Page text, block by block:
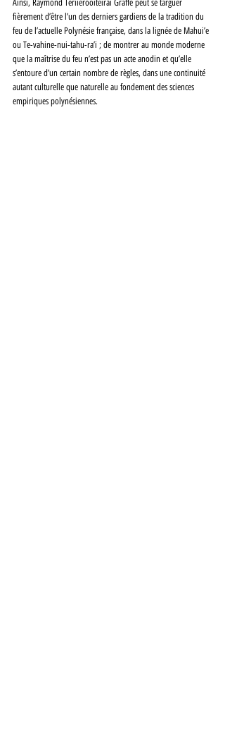
Ainsi, Raymond Teriierooiteirai Graffe peut se targuer
fièrement d’être l’un des derniers gardiens de la tradition du
feu de l’actuelle Polynésie française, dans la lignée de Mahui’e
ou Te-vahine-nui-tahu-ra’i ; de montrer au monde moderne
que la maîtrise du feu n’est pas un acte anodin et qu’elle
s’entoure d’un certain nombre de règles, dans une continuité
autant culturelle que naturelle au fondement des sciences
empiriques polynésiennes.